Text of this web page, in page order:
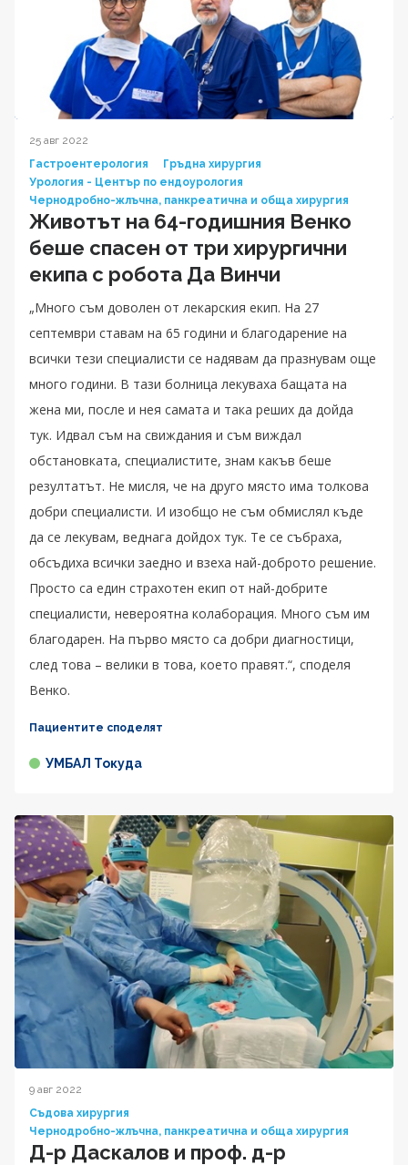
25 авг 2022
Гастроентерология
Гръдна хирургия
Урология - Център по ендоурология
Чернодробно-жлъчна, панкреатична и обща хирургия
Животът на 64-годишния Венко
беше спасен от три хирургични
екипа с робота Да Винчи
„Много съм доволен от лекарския екип. На 27
септември ставам на 65 години и благодарение на
всички тези специалисти се надявам да празнувам още
много години. В тази болница лекуваха бащата на
жена ми, после и нея самата и така реших да дойда
тук. Идвал съм на свиждания и съм виждал
обстановката, специалистите, знам какъв беше
резултатът. Не мисля, че на друго място има толкова
добри специалисти. И изобщо не съм обмислял къде
да се лекувам, веднага дойдох тук. Те се събраха,
обсъдиха всички заедно и взеха най-доброто решение.
Просто са един страхотен екип от най-добрите
специалисти, невероятна колаборация. Много съм им
благодарен. На първо място са добри диагностици,
след това – велики в това, което правят.“, споделя
Венко.
Пациентите споделят
УМБАЛ Токуда
9 авг 2022
Съдова хирургия
Чернодробно-жлъчна, панкреатична и обща хирургия
Д-р Даскалов и проф. д-р